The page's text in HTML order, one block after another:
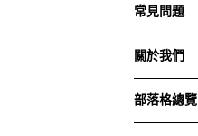
常見問題
關於我們
部落格總覽